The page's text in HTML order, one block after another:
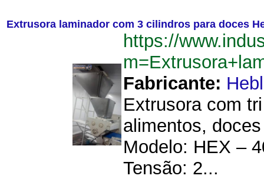
Extrusora laminador com 3 cilindros para doces
https://
Fabricante:
Extrusora com
alimentos,
Modelo: HEX –
Tensão: 2...